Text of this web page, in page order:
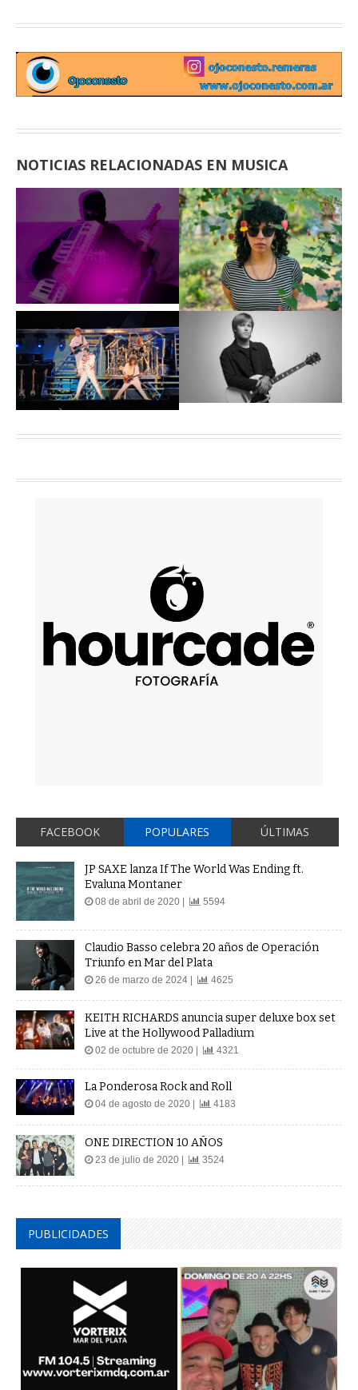
NOTICIAS RELACIONADAS EN MUSICA
FACEBOOK POPULARES ÚLTIMAS
JP SAXE lanza If The World Was Ending ft.
Evaluna Montaner
08 de abril de 2020 | 5594
Claudio Basso celebra 20 años de Operación
Triunfo en Mar del Plata
26 de marzo de 2024 | 4625
KEITH RICHARDS anuncia super deluxe box set
Live at the Hollywood Palladium
02 de octubre de 2020 | 4321
La Ponderosa Rock and Roll
04 de agosto de 2020 | 4183
ONE DIRECTION 10 AÑOS
23 de julio de 2020 | 3524
PUBLICIDADES